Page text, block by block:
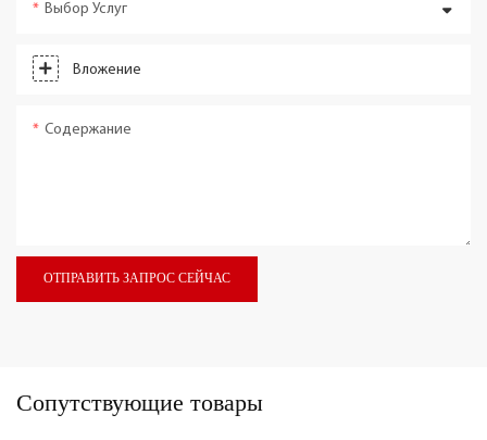
Выбор Услуг
Вложение
Содержание
ОТПРАВИТЬ ЗАПРОС СЕЙЧАС
Сопутствующие товары